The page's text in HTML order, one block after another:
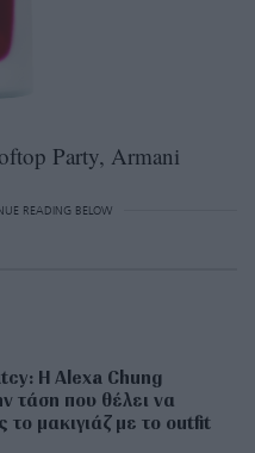
Party, Armani
READING BELOW
Η Alexa Chung
τάση που θέλει να
το μακιγιάζ με το outfit